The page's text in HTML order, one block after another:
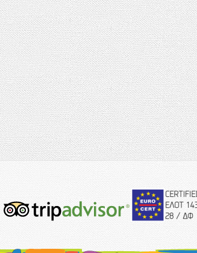
tripadvisor-
213.png
eurocert-
logo.png